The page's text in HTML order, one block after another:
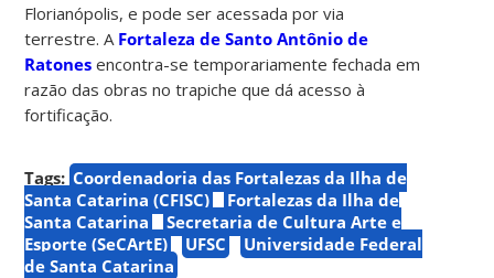
Florianópolis, e pode ser acessada por via
terrestre. A Fortaleza de Santo Antônio de
Ratones encontra-se temporariamente fechada em
razão das obras no trapiche que dá acesso à
fortificação.
Tags: Coordenadoria das Fortalezas da Ilha de
Santa Catarina (CFISC)
Fortalezas da Ilha de
Santa Catarina
Secretaria de Cultura Arte e
Esporte (SeCArtE)
UFSC
Universidade Federal
de Santa Catarina